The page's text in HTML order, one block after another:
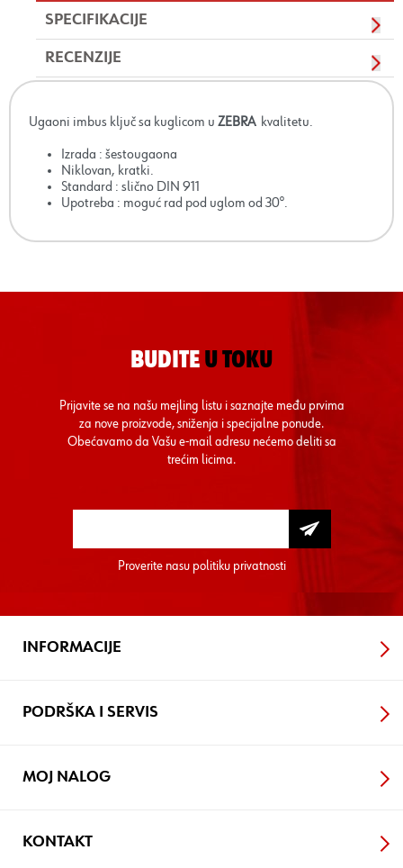
SPECIFIKACIJE
RECENZIJE
Ugaoni imbus ključ sa kuglicom u ZEBRA kvalitetu.
Izrada : šestougaona
Niklovan, kratki.
Standard : slično DIN 911
Upotreba : moguć rad pod uglom od 30°.
BUDITE U TOKU
Prijavite se na našu mejling listu i saznajte među prvima
za nove proizvode, sniženja i specijalne ponude.
Obećavamo da Vašu e-mail adresu nećemo deliti sa
trećim licima.
Proverite nasu politiku privatnosti
INFORMACIJE
PODRŠKA I SERVIS
MOJ NALOG
KONTAKT